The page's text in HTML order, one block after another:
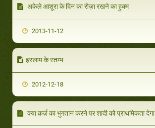
अकेले आशूरा के दिन का रोज़ा रखने का हुक्म
2013-11-12
इस्लाम के स्तम्भ
2012-12-18
क्या क़र्ज़ का भुगतान करने पर शादी को प्राथमिकता देगा